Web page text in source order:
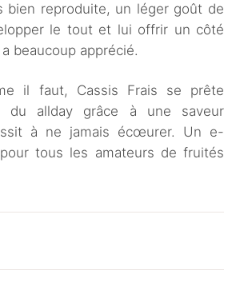
bien reproduite, un léger goût de
le tout et lui offrir un côté
beaucoup apprécié.
il faut, Cassis Frais se prête
du allday grâce à une saveur
à ne jamais écœurer. Un e-
tous les amateurs de fruités